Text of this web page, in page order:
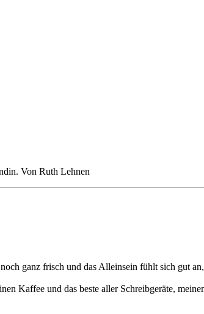
Von Ruth Lehnen
ganz frisch und das Alleinsein fühlt sich gut
Kaffee und das beste aller Schreibgeräte,